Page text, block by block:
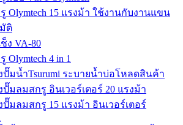
Olymtech 15 แรงม้า ใช้งานกับงานแขน
ติ
ง VA-80
Olymtech 4 in 1
ปั๊มน้ำTsurumi ระบายน้ำบ่อโหลดสินค้า
ปั๊มลมสกรู อินเวอร์เตอร์ 20 แรงม้า
ปั๊มลมสกรู 15 แรงม้า อินเวอร์เตอร์